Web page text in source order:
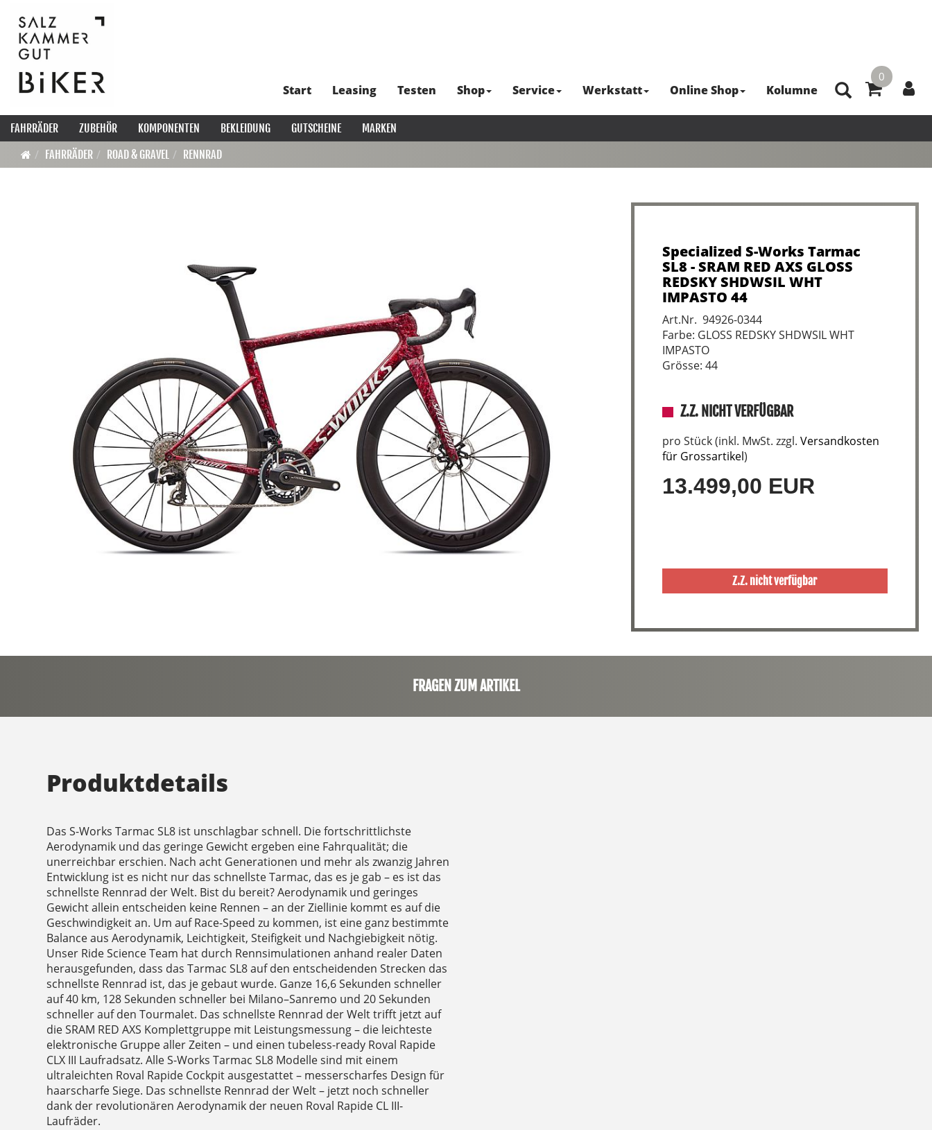
0
Start Leasing Testen Shop Service Werkstatt Online Shop Kolumne
FAHRRÄDER ZUBEHÖR KOMPONENTEN BEKLEIDUNG GUTSCHEINE
MARKEN
FAHRRÄDER
ROAD & GRAVEL RENNRAD
Specialized S-Works Tarmac
SL8 - SRAM RED AXS GLOSS
REDSKY SHDWSIL WHT
IMPASTO 44
Art.Nr. 94926-0344
Farbe: GLOSS REDSKY SHDWSIL WHT
IMPASTO
Grösse: 44
Z.Z. NICHT VERFÜGBAR
pro Stück (inkl. MwSt. zzgl. Versandkosten
für Grossartikel)
13.499,00 EUR
Z.Z. nicht verfügbar
FRAGEN ZUM ARTIKEL
Produktdetails
Das S-Works Tarmac SL8 ist unschlagbar schnell. Die fortschrittlichste
Aerodynamik und das geringe Gewicht ergeben eine Fahrqualität; die
unerreichbar erschien. Nach acht Generationen und mehr als zwanzig Jahren
Entwicklung ist es nicht nur das schnellste Tarmac, das es je gab – es ist das
schnellste Rennrad der Welt. Bist du bereit? Aerodynamik und geringes
Gewicht allein entscheiden keine Rennen – an der Ziellinie kommt es auf die
Geschwindigkeit an. Um auf Race-Speed zu kommen, ist eine ganz bestimmte
Balance aus Aerodynamik, Leichtigkeit, Steifigkeit und Nachgiebigkeit nötig.
Unser Ride Science Team hat durch Rennsimulationen anhand realer Daten
herausgefunden, dass das Tarmac SL8 auf den entscheidenden Strecken das
schnellste Rennrad ist, das je gebaut wurde. Ganze 16,6 Sekunden schneller
auf 40 km, 128 Sekunden schneller bei Milano–Sanremo und 20 Sekunden
schneller auf den Tourmalet. Das schnellste Rennrad der Welt trifft jetzt auf
die SRAM RED AXS Komplettgruppe mit Leistungsmessung – die leichteste
elektronische Gruppe aller Zeiten – und einen tubeless-ready Roval Rapide
CLX III Laufradsatz. Alle S-Works Tarmac SL8 Modelle sind mit einem
ultraleichten Roval Rapide Cockpit ausgestattet – messerscharfes Design für
haarscharfe Siege. Das schnellste Rennrad der Welt – jetzt noch schneller
dank der revolutionären Aerodynamik der neuen Roval Rapide CL III-
Laufräder.